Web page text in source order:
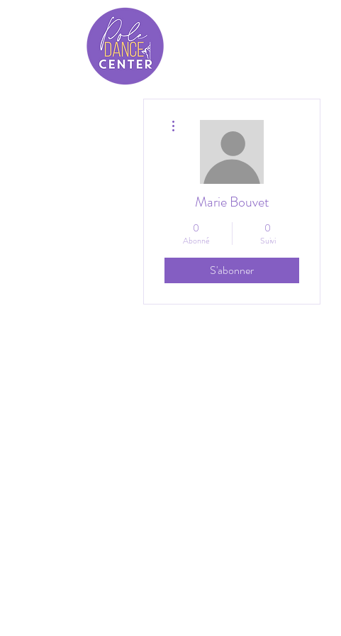
Marie Bouvet
0
Abonné
0
Suivi
S'abonner